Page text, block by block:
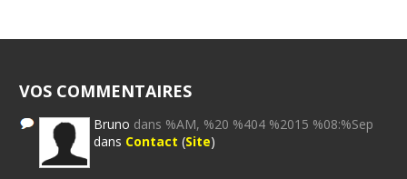
VOS COMMENTAIRES
Bruno dans %AM, %20 %404 %2015 %08:%Sep
dans Contact (Site)